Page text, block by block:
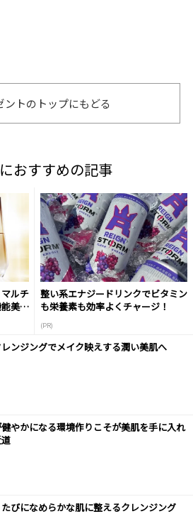
ントのトップにもどる
おすすめの記事
ルチ
美容
整い系エナジードリンクでビタミン
も栄養素も効率よくチャージ！
(PR)
ンジングでメイク映えする潤い美肌へ
やかになる環境作りこそが美肌を手に入れ
びになめらかな肌に整えるクレンジング